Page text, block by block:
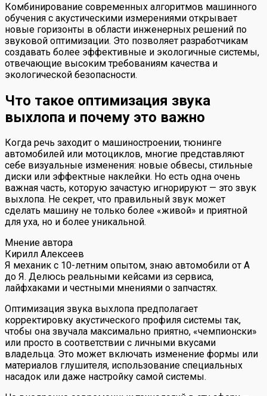
Комбинирование современных алгоритмов машинного
обучения с акустическими измерениями открывает
новые горизонты в области инженерных решений по
звуковой оптимизации. Это позволяет разработчикам
создавать более эффективные и экологичные системы,
отвечающие высоким требованиям качества и
экологической безопасности.
Что такое оптимизация звука
выхлопа и почему это важно
Когда речь заходит о машиностроении, тюнинге
автомобилей или мотоциклов, многие представляют
себе визуальные изменения: новые обвесы, стильные
диски или эффектные наклейки. Но есть одна очень
важная часть, которую зачастую игнорируют — это звук
выхлопа. Не секрет, что правильный звук может
сделать машину не только более «живой» и приятной
для уха, но и более уникальной.
Мнение автора
Кирилл Алексеев
Я механик с 10-летним опытом, знаю автомобили от А
до Я. Делюсь реальными кейсами из сервиса,
лайфхаками и честными мнениями о запчастях.
Оптимизация звука выхлопа предполагает
корректировку акустического профиля системы так,
чтобы она звучала максимально приятно, «чемпионски»
или просто в соответствии с личными вкусами
владельца. Это может включать изменение формы или
материалов глушителя, использование специальных
насадок или даже настройку самой системы.